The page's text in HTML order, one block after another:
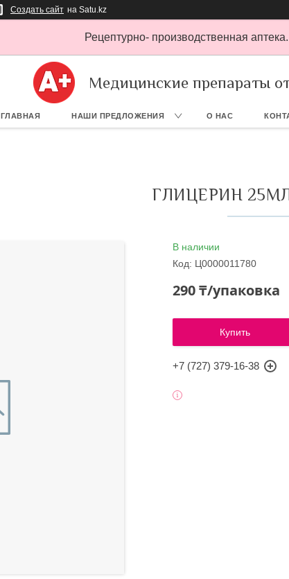
Создать сайт на Satu.kz
Рецептурно- производственная
Медицинские препараты
ГЛАВНАЯ НАШИ ПРЕДЛОЖЕНИЯ О НАС
ГЛИЦЕРИН
В наличии
Код: Ц0000011780
290 ₸/упаковка
Купить
+7 (727) 379-16-38